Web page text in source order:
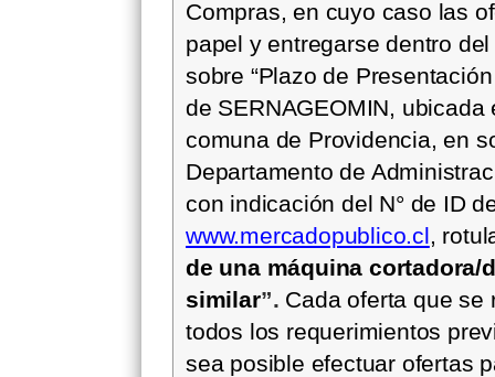
Compras, en cuyo caso las
papel y entregarse dentro
sobre “Plazo de
de SERNAGEOMIN,
comuna de Providencia, en
Departamento de
con indicación del N° de ID
www.mercadopublico.cl,
de una máquina cortadora/
similar”. Cada oferta que se
todos los requerimientos
sea posible efectuar ofertas